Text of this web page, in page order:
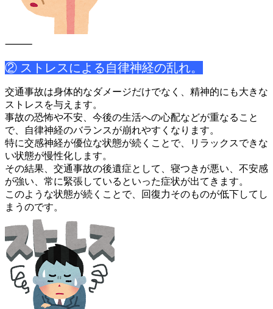
⸻
② ストレスによる自律神経の乱れ。
交通事故は身体的なダメージだけでなく、精神的にも大きな
ストレ スを与えます。
事故の恐怖や不安、今後の生活への心配などが重なること
で、自律神経のバランスが崩れやすくなります。
特に交感神経が優位な状態が続くことで、リラックスできな
い状態が慢性化します。
その結果、交通事故の後遺症として、寝つきが悪い、不安感
が強い 、常に緊張しているといった症状が出てきます。
このような状態が続くことで、回復力そのものが低下してし
まうのです。